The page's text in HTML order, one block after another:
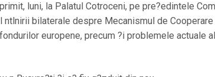
luni, la Palatul Cotroceni, pe pre?edintele
ntlnirii bilaterale despre Mecanismul de
europene, precum ?i problemele actuale